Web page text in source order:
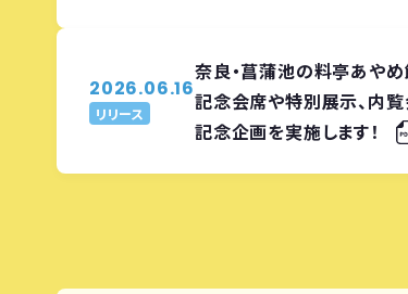
2026.06.16
リリース
奈良・菖蒲池の料亭あやめ
記念会席や特別展示、内
記念企画を実施します！